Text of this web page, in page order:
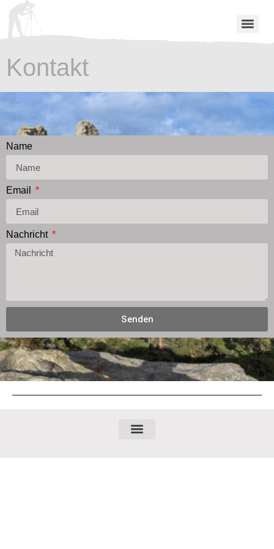
Kontakt
Name
Email
Nachricht
Senden